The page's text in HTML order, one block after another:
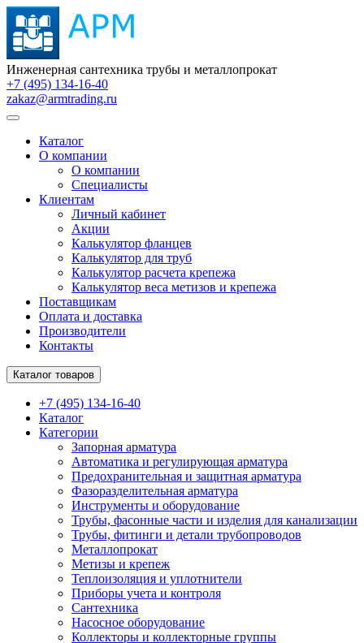
Инженерная сантехника трубы и металлопрокат
+7 (495) 134-16-40
zakaz@armtrading.ru
Каталог
О компании
О компании
Специалисты
Клиентам
Личный кабинет
Акции
Калькулятор фланцев
Калькулятор для труб
Калькулятор расчета крепежа
Калькулятор веса метизов и крепежа
Поставщикам
Оплата и доставка
Производители
Контакты
Каталог товаров
+7 (495) 134-16-40
Каталог
Категории
Запорная арматура
Автоматика и регулирующая арматура
Предохранительная и защитная арматура
Фазоразделительная арматура
Инструменты и оборудование
Трубы, фасонные части и изделия для канализации
Трубы, фитинги и детали трубопроводов
Металлопрокат
Метизы и крепеж
Теплоизоляция и уплотнители
Приборы учета и контроля
Сантехника
Насосное оборудование
Коллекторы и коллекторные группы